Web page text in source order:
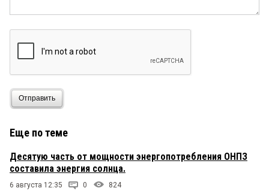
Отправить
Еще по теме
Десятую часть от мощности энергопотребления ОНПЗ
составила энергия солнца.
6 августа 12:35 0 824